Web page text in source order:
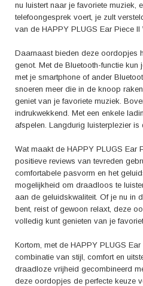
nu luistert naar je favoriete muziek,
telefoongesprek voert, je zult
van de HAPPY PLUGS Ear Piece II
Daarnaast bieden deze oordopjes
genot. Met de Bluetooth-functie
met je smartphone of ander
snoeren meer die in de knoop
geniet van je favoriete muziek.
indrukwekkend. Met een enkele
afspelen. Langdurig luisterplezier is
Wat maakt de HAPPY PLUGS Ear
positieve reviews van tevreden
comfortabele pasvorm en het
mogelijkheid om draadloos te
aan de geluidskwaliteit. Of je nu in
bent, reist of gewoon relaxt, deze
volledig kunt genieten van je
Kortom, met de HAPPY PLUGS
combinatie van stijl, comfort en
draadloze vrijheid gecombineerd
deze oordopjes de perfecte keuze